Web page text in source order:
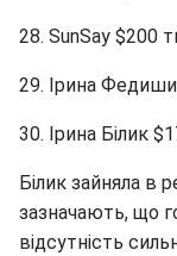
28. SunSay $200
29. Ірина
30. Ірина Білик
Білик зайняла в
зазначають, що
відсутність